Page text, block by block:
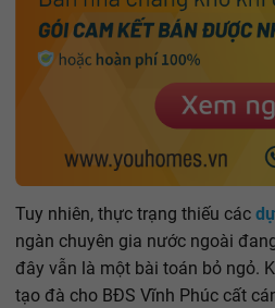
Tuy nhiên, thực trạng thiếu các
ngàn chuyên gia nước ngoài
đây vẫn là một bài toán bỏ ngỏ.
tạo đà cho BĐS Vĩnh Phúc cất